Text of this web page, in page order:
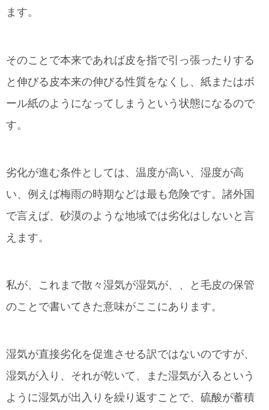
ます。
そのことで本来であれば皮を指で引っ張ったりする
と伸びる皮本来の伸びる性質をなくし、紙またはボ
ール紙のようになってしまうという状態になるので
す。
劣化が進む条件としては、温度が高い、湿度が高
い、例えば梅雨の時期などは最も危険です。諸外国
で言えば、砂漠のような地域では劣化はしないと言
えます。
私が、これまで散々湿気が湿気が、、と毛皮の保管
のことで書いてきた意味がここにあります。
湿気が直接劣化を促進させる訳ではないのですが、
湿気が入り、それが乾いて、また湿気が入るという
ように湿気が出入りを繰り返すことで、硫酸が蓄積